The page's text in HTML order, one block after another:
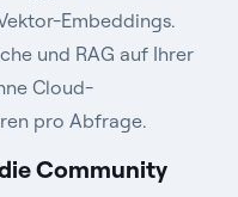
Embeddings.
und RAG auf Ihrer
Cloud-
pro Abfrage.
Community